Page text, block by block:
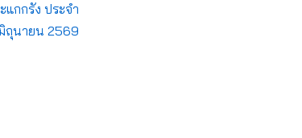
กกรัง ประจำ
ถุนายน 2569